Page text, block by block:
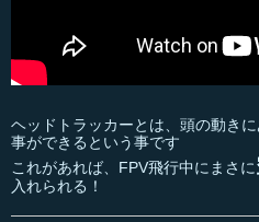
ヘッドトラッカーとは、頭の動き
事ができるという事です
これがあれば、FPV飛行中にまさに
入れられる！